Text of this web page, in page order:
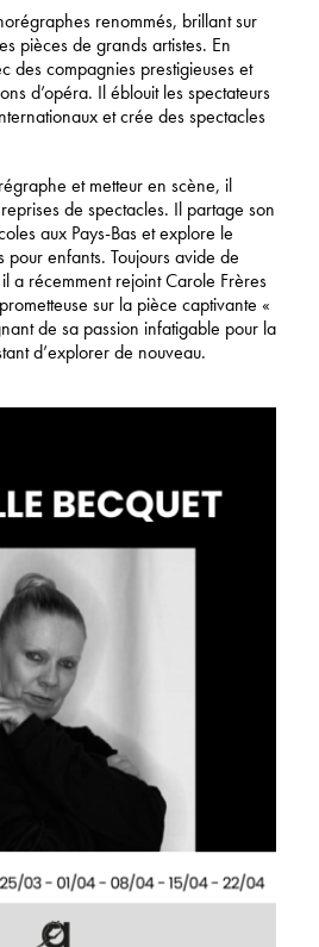
renommés, brillant sur
pièces de grands artistes. En
des compagnies prestigieuses et
d’opéra. Il éblouit les spectateurs
et crée des spectacles
et metteur en scène, il
de spectacles. Il partage son
aux Pays-Bas et explore le
pour enfants. Toujours avide de
a récemment rejoint Carole Frères
sur la pièce captivante «
de sa passion infatigable pour la
d’explorer de nouveau.